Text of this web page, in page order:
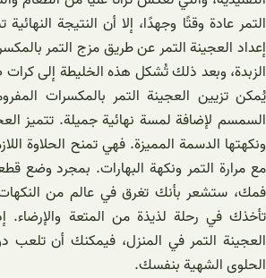
التمر عادة وقتًا وجهدًا، إلا أن النتيجة
إعداد العجينة التمر عن طريق مزج التمر
الزبدة، وبعد ذلك تُشكل هذه الخليطة إلى
يُمكن تزيين العجينة التمر بالمكسرات
السمسم لإضافة لمسة نهائية جميلة. تتميز
ونكهتها الدسمة المميزة. فهي تمنح الحلاوة
مع مرارة التمر ونكهة البهارات. بمجرد وضع
فمك، ستشعر بأنك تغرق في عالم من النكهات
تأخذك في رحلة لذيذة من المتعة
العجينة التمر في المنزل، فيمكنك أن تلعب
الحلوى الشهية بنفسك.